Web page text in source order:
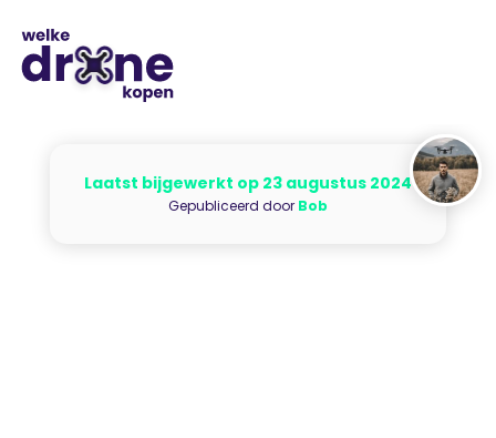
Laatst bijgewerkt op 23 augustus 2024
Gepubliceerd door Bob